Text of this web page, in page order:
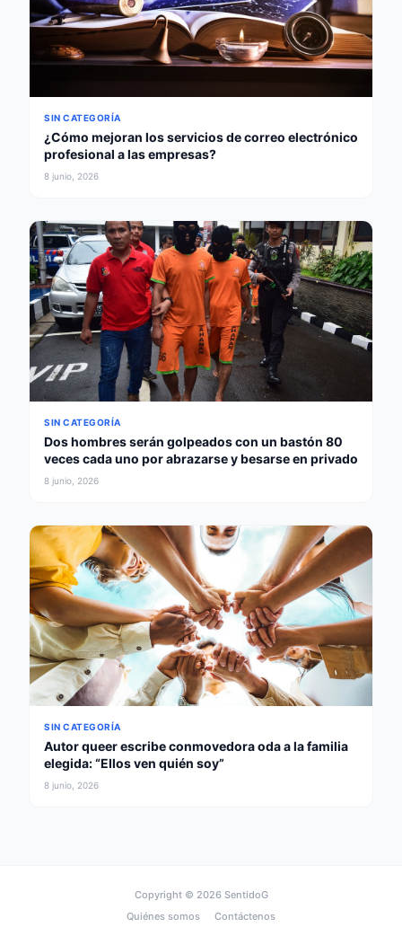
SIN CATEGORÍA
¿Cómo mejoran los servicios de correo electrónico
profesional a las empresas?
8 junio, 2026
SIN CATEGORÍA
Dos hombres serán golpeados con un bastón 80
veces cada uno por abrazarse y besarse en privado
8 junio, 2026
SIN CATEGORÍA
Autor queer escribe conmovedora oda a la familia
elegida: “Ellos ven quién soy”
8 junio, 2026
Copyright © 2026 SentidoG
Quiénes somos
Contáctenos